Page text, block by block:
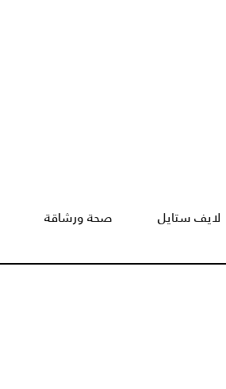
لايف ستايل صحة ورشاقة